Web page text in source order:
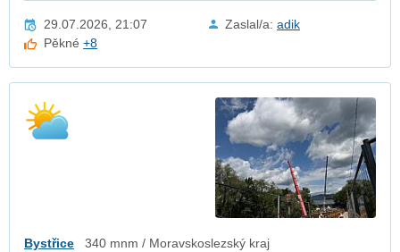
29.07.2026, 21:07 Zaslal/a: adik
Pěkné+8
Bystřice 340 mnm / Moravskoslezský kraj